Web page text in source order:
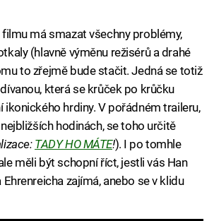
má smazat všechny problémy,
(hlavně výměnu režisérů a drahé
to zřejmě bude stačit. Jedná se totiž
která se krůček po krůčku
ikonického hrdiny. V pořádném traileru,
hodinách, se toho určitě
TADY HO MÁTE!). I po tomhle
měli být schopní říct, jestli vás Han
zajímá, anebo se v klidu